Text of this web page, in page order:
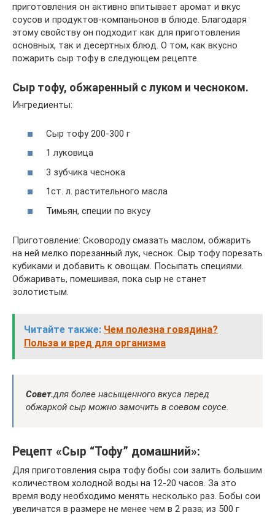
приготовления он активно впитывает аромат и вкус
соусов и продуктов-компаньонов в блюде. Благодаря
этому свойству он подходит как для приготовления
основных, так и десертных блюд. О том, как вкусно
пожарить сыр тофу в следующем рецепте.
Сыр тофу, обжаренный с луком и чесноком.
Ингредиенты:
Сыр тофу 200-300 г
1 луковица
3 зубчика чеснока
1ст. л. растительного масла
Тимьян, специи по вкусу
Приготовление: Сковороду смазать маслом, обжарить
на ней мелко порезанный лук, чеснок. Сыр тофу порезать
кубиками и добавить к овощам. Посыпать специями.
Обжаривать, помешивая, пока сыр не станет
золотистым.
Читайте также: Чем полезна говядина?
Польза и вред для организма
Совет.для более насыщенного вкуса перед
обжаркой сыр можно замочить в соевом соусе.
Рецепт «Сыр “Тофу” домашний»:
Для приготовления сыра тофу бобы сои залить большим
количеством холодной воды на 12-20 часов. За это
время воду необходимо менять несколько раз. Бобы сои
увеличатся в размере не менее чем в 2 раза; из 500 г